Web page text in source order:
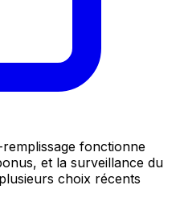
fonctionne
et la surveillance du
choix récents